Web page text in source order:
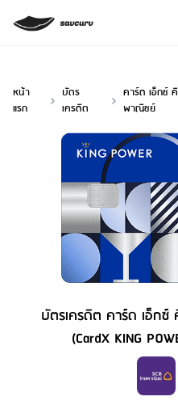
หน้า
แรก
บัตร
เครดิต
คาร์ด เอ็กซ์
พาณิชย์
บัตรเครดิต คาร์ด เอ็กซ์
(CardX KING